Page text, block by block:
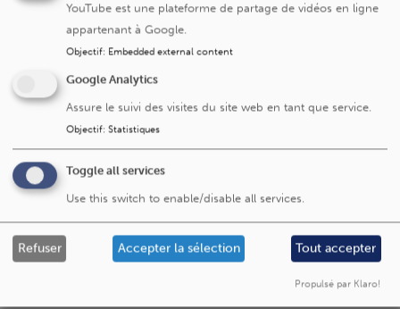
d’identifier les difficultés rencontrées ;
de déterminer les modalités de prise en charge les plus
adaptées.
Selon les besoins, le suivi peut inclure des entretiens
psychologiques ou psychiatriques, un accompagnement
pour retrouver un équilibre dans l’utilisation des écrans ou
des jeux et/ou l'orientation vers d’autres ressources si
nécessaire.
Un problème ou une remarque
sur cette page ? Dites-le-nous
YouTube est une plateforme de partage de vidéos en ligne
appartenant à Google.
Objectif: Embedded external content
Google Analytics
Assure le suivi des visites du site web en tant que service.
Objectif: Statistiques
Toggle all services
Use this switch to enable/disable all services.
Refuser Accepter la sélection Tout accepter
Propulsé par Klaro!